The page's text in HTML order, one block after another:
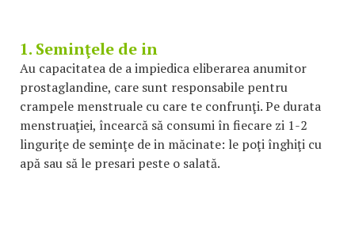
1. Seminţele de in
Au capacitatea de a impiedica eliberarea anumitor
prostaglandine, care sunt responsabile pentru
crampele menstruale cu care te confrunţi. Pe durata
menstruaţiei, încearcă să consumi în fiecare zi 1-2
linguriţe de seminţe de in măcinate: le poţi înghiţi cu
apă sau să le presari peste o salată.